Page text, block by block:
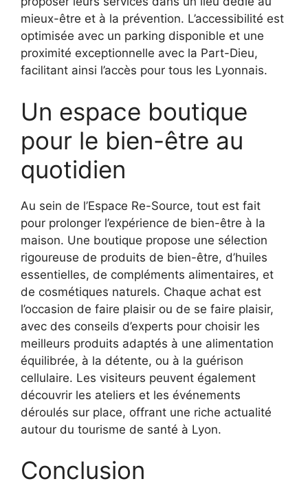
mieux-être et à la prévention. L’accessibilité est
optimisée avec un parking disponible et une
proximité exceptionnelle avec la Part-Dieu,
facilitant ainsi l’accès pour tous les Lyonnais.
Un espace boutique
pour le bien-être au
quotidien
Au sein de l’Espace Re-Source, tout est fait
pour prolonger l’expérience de bien-être à la
maison. Une boutique propose une sélection
rigoureuse de produits de bien-être, d’huiles
essentielles, de compléments alimentaires, et
de cosmétiques naturels. Chaque achat est
l’occasion de faire plaisir ou de se faire plaisir,
avec des conseils d’experts pour choisir les
meilleurs produits adaptés à une alimentation
équilibrée, à la détente, ou à la guérison
cellulaire. Les visiteurs peuvent également
découvrir les ateliers et les événements
déroulés sur place, offrant une riche actualité
autour du tourisme de santé à Lyon.
Conclusion